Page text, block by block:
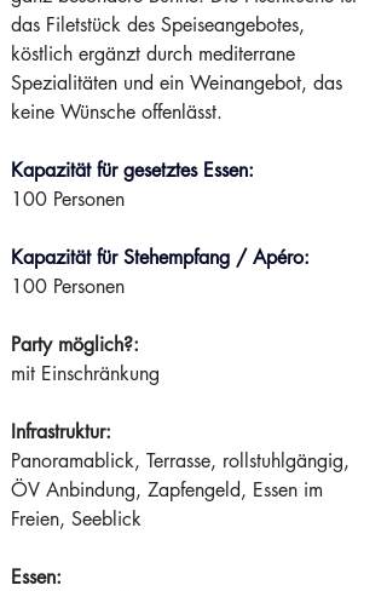
das Filetstück des Speiseangebotes,
köstlich ergänzt durch mediterrane
Spezialitäten und ein Weinangebot, das
keine Wünsche offenlässt.
Kapazität für gesetztes Essen:
100 Personen
Kapazität für Stehempfang / Apéro:
100 Personen
Party möglich?:
mit Einschränkung
Infrastruktur:
Panoramablick, Terrasse, rollstuhlgängig,
ÖV Anbindung, Zapfengeld, Essen im
Freien, Seeblick
Essen: